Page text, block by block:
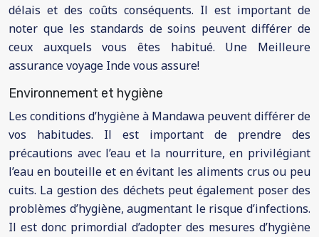
délais et des coûts conséquents. Il est important de
noter que les standards de soins peuvent différer de
ceux auxquels vous êtes habitué. Une Meilleure
assurance voyage Inde vous assure!
Environnement et hygiène
Les conditions d’hygiène à Mandawa peuvent différer de
vos habitudes. Il est important de prendre des
précautions avec l’eau et la nourriture, en privilégiant
l’eau en bouteille et en évitant les aliments crus ou peu
cuits. La gestion des déchets peut également poser des
problèmes d’hygiène, augmentant le risque d’infections.
Il est donc primordial d’adopter des mesures d’hygiène